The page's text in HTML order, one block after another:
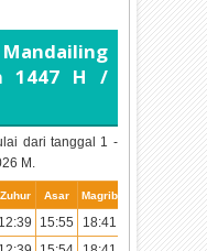
1447 H /
dari tanggal 1 -
M.
Zuhur Asar Magrib Isya
12:39 15:55 18:41
19:50